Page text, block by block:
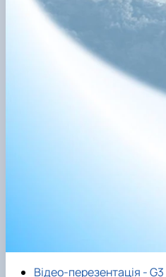
Відео-перезентація - G3